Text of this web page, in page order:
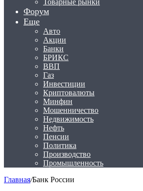
Товарные рынки
Форум
Еще
Авто
Акции
Банки
БРИКС
ВВП
Газ
Инвестиции
Криптовалюты
Минфин
Мошенничество
Недвижимость
Нефть
Пенсии
Политика
Производство
Промышленность
Главная/Банк России